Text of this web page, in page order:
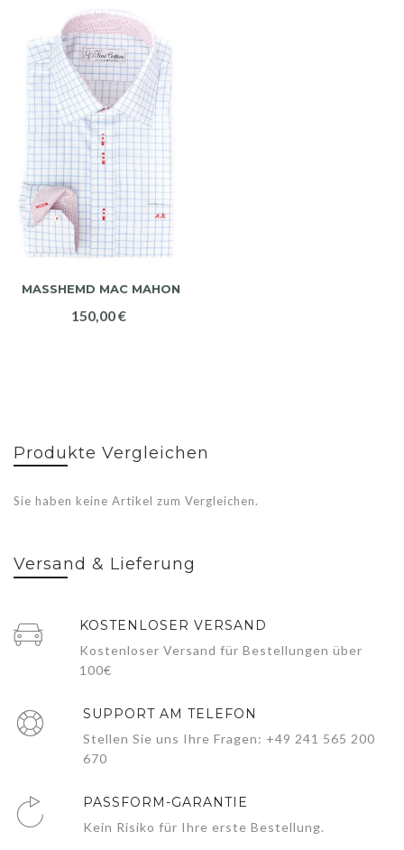
MASSHEMD MAC MAHON
150,00 €
Produkte Vergleichen
Sie haben keine Artikel zum Vergleichen.
Versand & Lieferung
KOSTENLOSER VERSAND
Kostenloser Versand für Bestellungen über
100€
SUPPORT AM TELEFON
Stellen Sie uns Ihre Fragen: +49 241 565 200
670
PASSFORM-GARANTIE
Kein Risiko für Ihre erste Bestellung.